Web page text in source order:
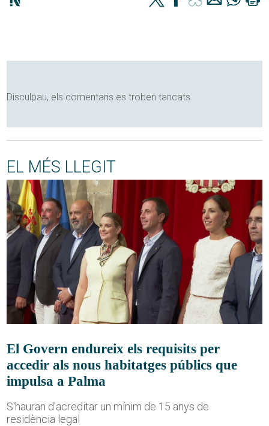
Disculpau, els comentaris es troben tancats
EL MÉS LLEGIT
El Govern endureix els requisits per
accedir als nous habitatges públics que
impulsa a Palma
S'hauran d'acreditar un mínim de 15 anys de
residència legal